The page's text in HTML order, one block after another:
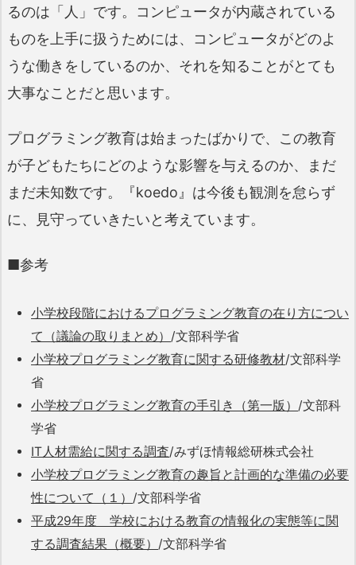
るのは「人」です。コンピュータが内蔵されている
ものを上手に扱うためには、コンピュータがどのよ
うな働きをしているのか、それを知ることがとても
大事なことだと思います。
プログラミング教育は始まったばかりで、この教育
が子どもたちにどのような影響を与えるのか、まだ
まだ未知数です。『koedo』は今後も観測を怠らず
に、見守っていきたいと考えています。
■参考
小学校段階におけるプログラミング教育の在り方につい
て（議論の取りまとめ） /文部科学省
小学校プログラミング教育に関する研修教材/文部科学
省
小学校プログラミング教育の手引き（第一版 ） /文部科
学省
IT人材需給に関する調査/みずほ情報総研株式会社
小学校プログラミング教育の趣旨と計画的な準備の必要
性について（１） /文部科学省
平成29年度 学校における教育の情報化の実態等に関
する調査結果（概要） /文部科学省